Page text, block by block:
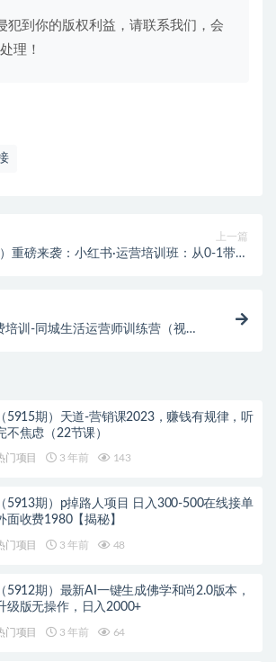
犯到你的版权利益，请联系我们，会
理！
上一篇
重磅来袭：小红书·运营培训班：从0-1带你
培训-同城生活运营师训练营（视频
（5915期）天道-营销课2023，赚钱有规律，听
不焦虑（22节课）
门项目 3 年前 143
（5913期）p掉路人项目 日入300-500在线接单
面收费1980【揭秘】
门项目 3 年前 48
（5912期）最新AI一键生成佛学和尚2.0版本，
级版无操作，日入2000+
门项目 3 年前 64